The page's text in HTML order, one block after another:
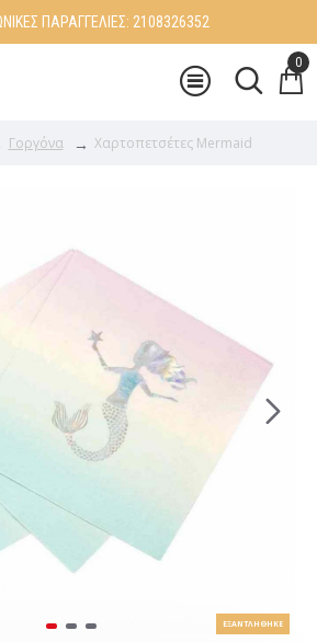
ΠΑΡΑΓΓΕΛΙΕΣ: 2108326352
0
Γοργόνα Χαρτοπετσέτες Mermaid
ΕΞΑΝΤΛΉΘΗΚΕ